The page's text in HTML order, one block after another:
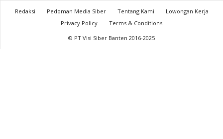
Redaksi Pedoman Media Siber Tentang Kami
Lowongan Kerja
Privacy Policy
Terms & Conditions
© PT Visi Siber Banten 2016-2025